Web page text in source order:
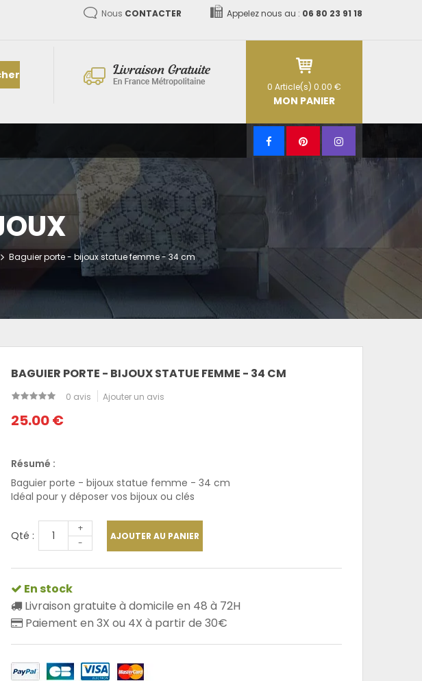
Nous CONTACTER Appelez nous au : 06 80 23 91 18
0 Article(s) 0.00 €
MON PANIER
Baguier porte - bijoux statue femme - 34 cm
BAGUIER PORTE - BIJOUX STATUE FEMME - 34 CM
0 avis Ajouter un avis
25.00 €
Résumé :
Baguier porte - bijoux statue femme - 34 cm
Idéal pour y déposer vos bijoux ou clés
Qté :
+
-
AJOUTER AU PANIER
En stock
Livraison gratuite à domicile en 48 à 72H
Paiement en 3X ou 4X à partir de 30€